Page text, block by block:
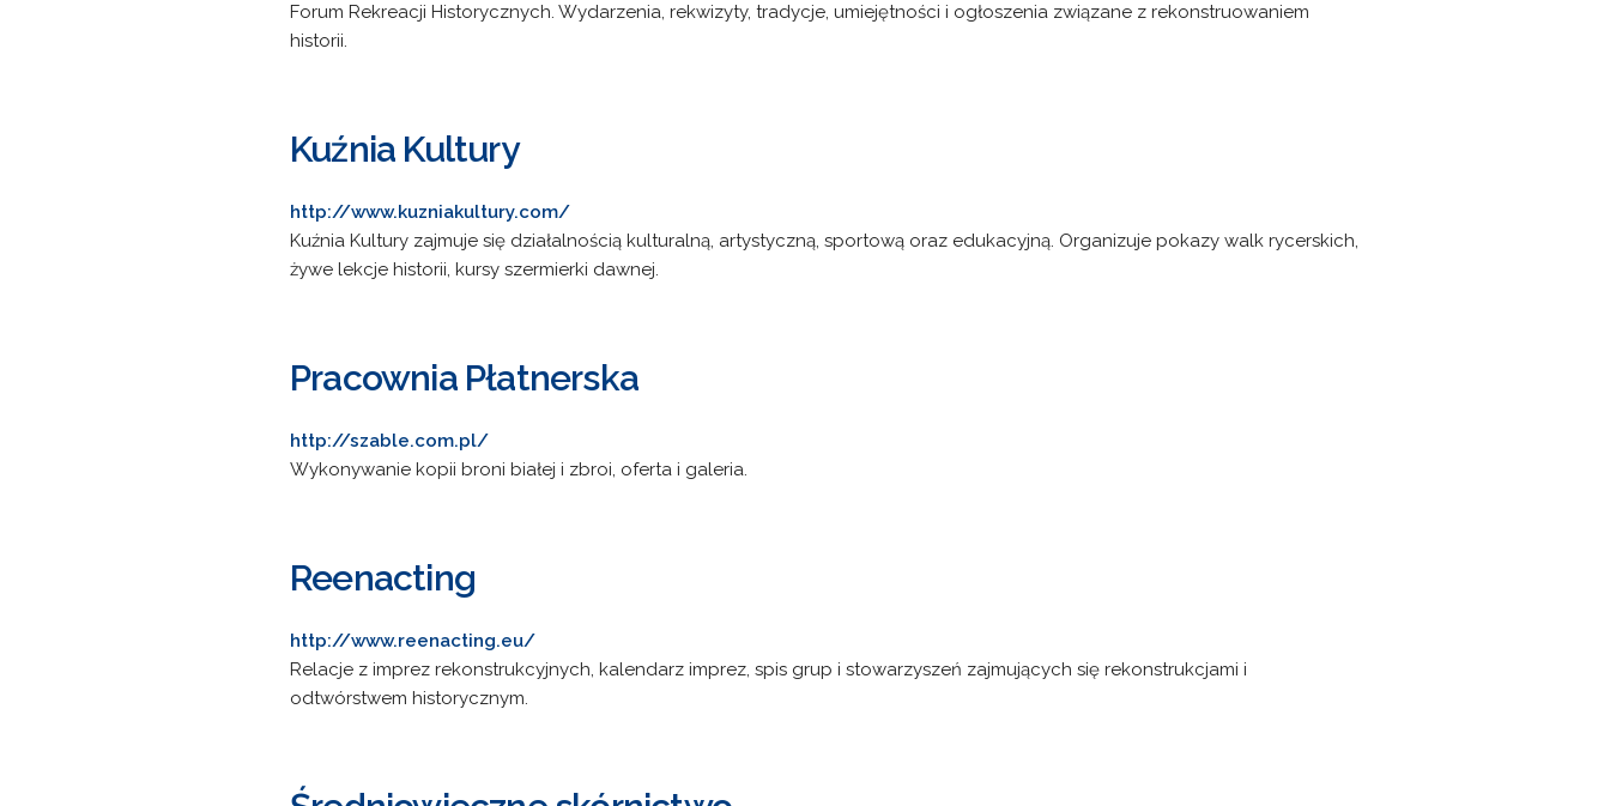
Forum Rekreacji Historycznych. Wydarzenia, rekwizyty, tradycje, umiejętności i ogłoszenia związane z rekonstruowaniem
historii.
Kuźnia Kultury
http://www.kuzniakultury.com/
Kuźnia Kultury zajmuje się działalnością kulturalną, artystyczną, sportową oraz edukacyjną. Organizuje pokazy walk rycerskich,
żywe lekcje historii, kursy szermierki dawnej.
Pracownia Płatnerska
http://szable.com.pl/
Wykonywanie kopii broni białej i zbroi, oferta i galeria.
Reenacting
http://www.reenacting.eu/
Relacje z imprez rekonstrukcyjnych, kalendarz imprez, spis grup i stowarzyszeń zajmujących się rekonstrukcjami i
odtwórstwem historycznym.